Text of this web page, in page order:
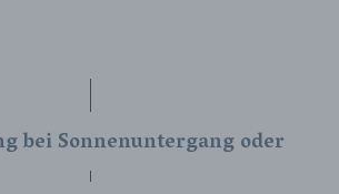
bei Sonnenuntergang oder